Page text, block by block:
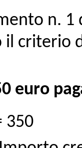
n. 1
il criterio
euro
350